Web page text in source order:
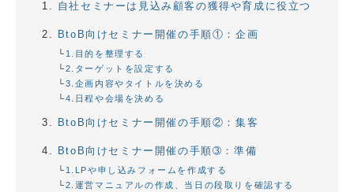
自社セミナーは見込み顧客の獲得や育成に役立つ
BtoB向けセミナー開催の手順①：企画
1.目的を整理する
2.ターゲットを設定する
3.企画内容やタイトルを決める
4.日程や会場を決める
BtoB向けセミナー開催の手順②：集客
BtoB向けセミナー開催の手順➂：準備
1.LPや申し込みフォームを作成する
2.運営マニュアルの作成、当日の段取りを確認する